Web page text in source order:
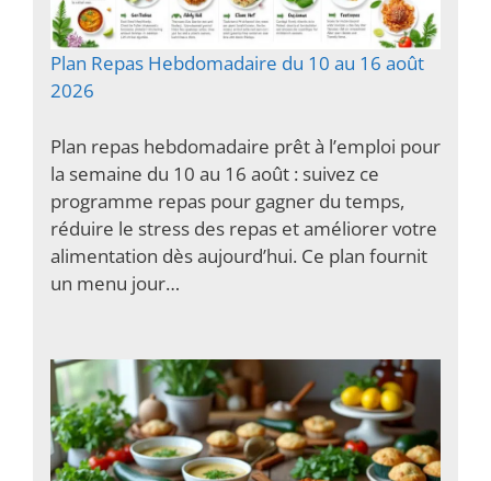
Plan Repas Hebdomadaire du 10 au 16 août
2026
Plan repas hebdomadaire prêt à l’emploi pour
la semaine du 10 au 16 août : suivez ce
programme repas pour gagner du temps,
réduire le stress des repas et améliorer votre
alimentation dès aujourd’hui. Ce plan fournit
un menu jour…